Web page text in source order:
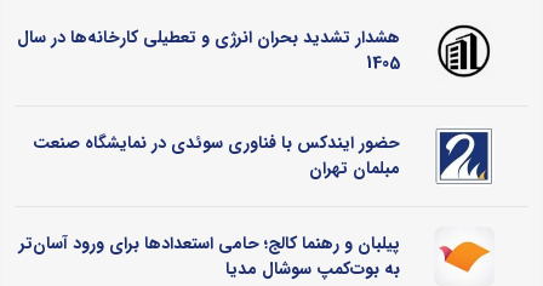
هشدار تشدید بحران انرژی و تعطیلی کارخانه‌ها در سال
1405
حضور ایندکس با فناوری سوئدی در نمایشگاه صنعت
مبلمان تهران
پیلبان و رهنما کالج؛ حامی استعدادها برای ورود آسان‌تر
به بوت‌کمپ سوشال مدیا